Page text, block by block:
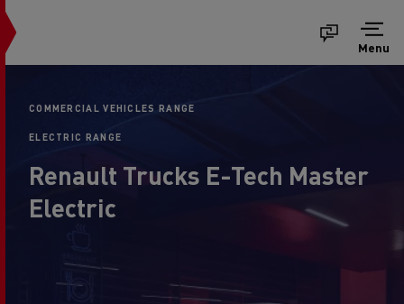
Menu
COMMERCIAL VEHICLES RANGE
ELECTRIC RANGE
Renault Trucks E-Tech Master
Electric